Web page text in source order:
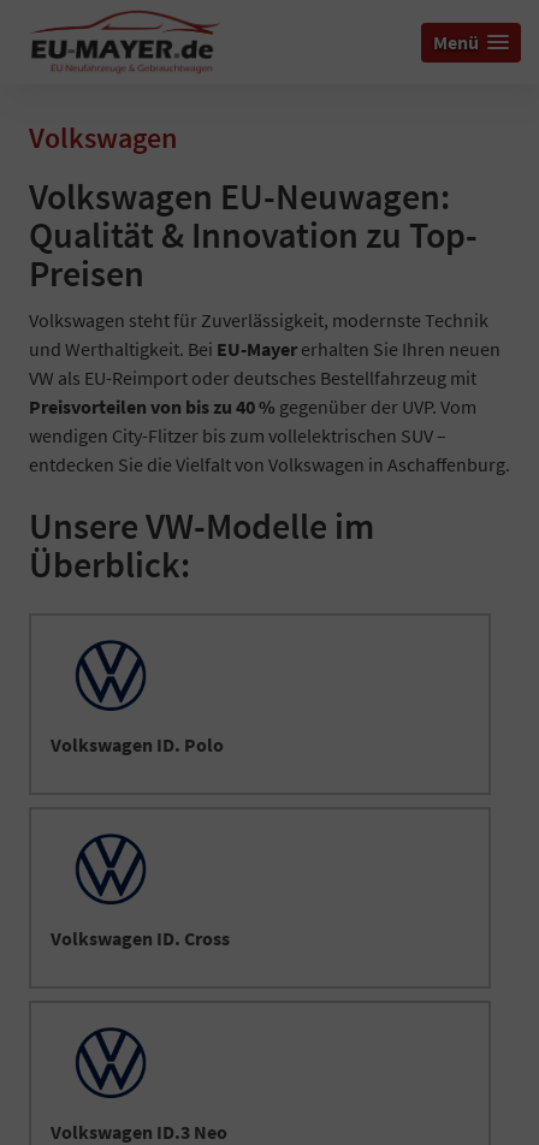
Menü
Volkswagen
Volkswagen EU-Neuwagen:
Qualität & Innovation zu Top-
Preisen
Volkswagen steht für Zuverlässigkeit, modernste Technik
und Werthaltigkeit. Bei EU-Mayer erhalten Sie Ihren neuen
VW als EU-Reimport oder deutsches Bestellfahrzeug mit
Preisvorteilen von bis zu 40 % gegenüber der UVP. Vom
wendigen City-Flitzer bis zum vollelektrischen SUV –
entdecken Sie die Vielfalt von Volkswagen in Aschaffenburg.
Unsere VW-Modelle im
Überblick:
Volkswagen ID. Polo
Volkswagen ID. Cross
Volkswagen ID.3 Neo